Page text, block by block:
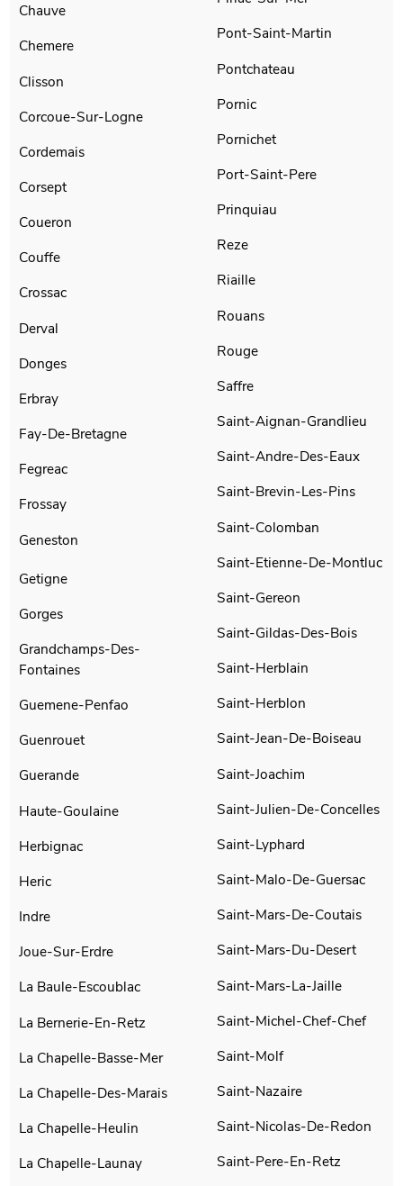
Chauve
Chemere
Clisson
Corcoue-Sur-Logne
Cordemais
Corsept
Coueron
Couffe
Crossac
Derval
Donges
Erbray
Fay-De-Bretagne
Fegreac
Frossay
Geneston
Getigne
Gorges
Grandchamps-Des-
Fontaines
Guemene-Penfao
Guenrouet
Guerande
Haute-Goulaine
Herbignac
Heric
Indre
Joue-Sur-Erdre
La Baule-Escoublac
La Bernerie-En-Retz
La Chapelle-Basse-Mer
La Chapelle-Des-Marais
La Chapelle-Heulin
La Chapelle-Launay
Pont-Saint-Martin
Pontchateau
Pornic
Pornichet
Port-Saint-Pere
Prinquiau
Reze
Riaille
Rouans
Rouge
Saffre
Saint-Aignan-Grandlieu
Saint-Andre-Des-Eaux
Saint-Brevin-Les-Pins
Saint-Colomban
Saint-Etienne-De-Montluc
Saint-Gereon
Saint-Gildas-Des-Bois
Saint-Herblain
Saint-Herblon
Saint-Jean-De-Boiseau
Saint-Joachim
Saint-Julien-De-Concelles
Saint-Lyphard
Saint-Malo-De-Guersac
Saint-Mars-De-Coutais
Saint-Mars-Du-Desert
Saint-Mars-La-Jaille
Saint-Michel-Chef-Chef
Saint-Molf
Saint-Nazaire
Saint-Nicolas-De-Redon
Saint-Pere-En-Retz